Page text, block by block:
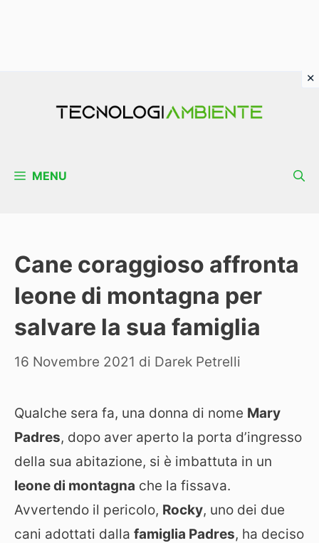
MENU
Cane coraggioso affronta
leone di montagna per
salvare la sua famiglia
16 Novembre 2021 di Darek Petrelli
Qualche sera fa, una donna di nome Mary
Padres, dopo aver aperto la porta d’ingresso
della sua abitazione, si è imbattuta in un
leone di montagna che la fissava.
Avvertendo il pericolo, Rocky, uno dei due
cani adottati dalla famiglia Padres, ha deciso